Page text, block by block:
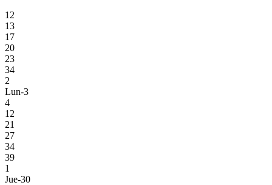
12
13
17
20
23
34
2
Lun-3
4
12
21
27
34
39
1
Jue-30